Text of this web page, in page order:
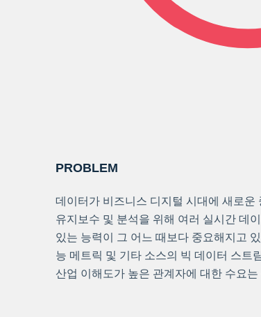
PROBLEM
데이터가 비즈니스 디지털 시대에 새로운
유지보수 및 분석을 위해 여러 실시간 데
있는 능력이 그 어느 때보다 중요해지고
능 메트릭 및 기타 소스의 빅 데이터 스트
산업 이해도가 높은 관계자에 대한 수요는